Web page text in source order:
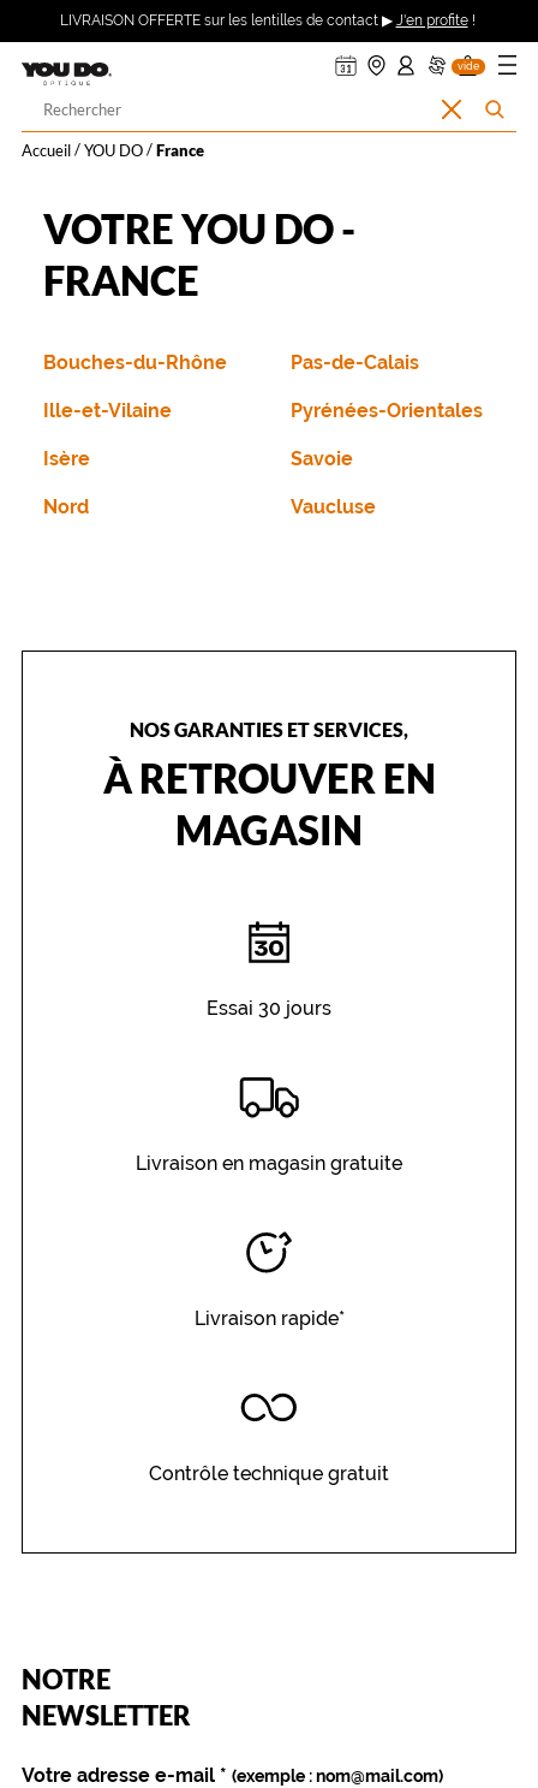
LIVRAISON OFFERTE sur les lentilles de contact ▶ J'en profite!
Opticien
LYNX
et
YOU
DO
Votre
recherche
Effacer
la
Rechercher
vide
le
menu
Accueil YOU DO France
VOTRE YOU DO -
FRANCE
Bouches-du-Rhône
Ille-et-Vilaine
Isère
Nord
Pas-de-Calais
Pyrénées-Orientales
Savoie
Vaucluse
NOS GARANTIES ET SERVICES,
À RETROUVER EN
MAGASIN
Essai 30 jours
Livraison en magasin gratuite
Livraison rapide*
Contrôle technique gratuit
NOTRE
NEWSLETTER
Name
Votre adresse e-mail *
(Ce
champ
est
obligatoire)
(exemple : nom@mail.com)
Retour
l’accueil